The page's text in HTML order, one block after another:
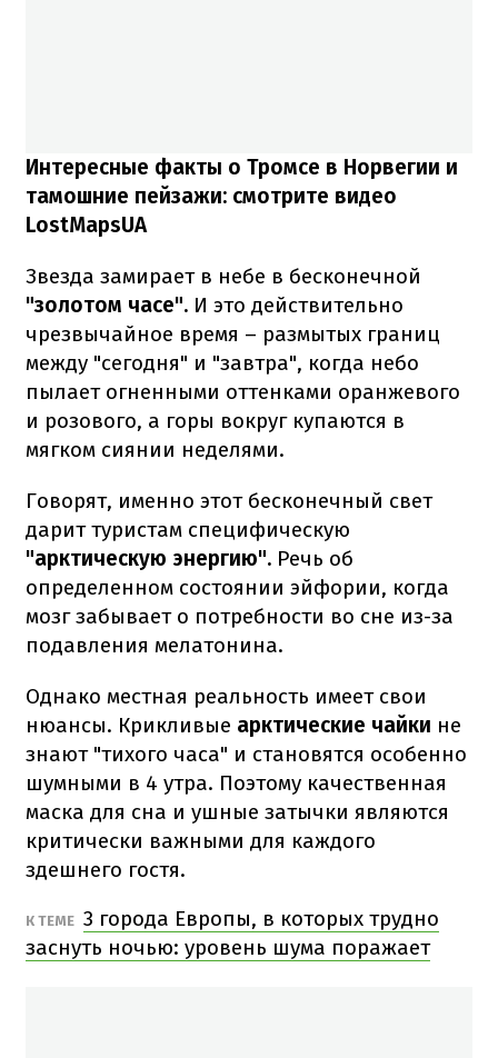
Интересные факты о Тромсе в Норвегии и
тамошние пейзажи: смотрите видео
LostMapsUA
Звезда замирает в небе в бесконечной
"золотом часе". И это действительно
чрезвычайное время – размытых границ
между "сегодня" и "завтра", когда небо
пылает огненными оттенками оранжевого
и розового, а горы вокруг купаются в
мягком сиянии неделями.
Говорят, именно этот бесконечный свет
дарит туристам специфическую
"арктическую энергию". Речь об
определенном состоянии эйфории, когда
мозг забывает о потребности во сне из-за
подавления мелатонина.
Однако местная реальность имеет свои
нюансы. Крикливые арктические чайки не
знают "тихого часа" и становятся особенно
шумными в 4 утра. Поэтому качественная
маска для сна и ушные затычки являются
критически важными для каждого
здешнего гостя.
К ТЕМЕ 3 города Европы, в которых трудно
заснуть ночью: уровень шума поражает